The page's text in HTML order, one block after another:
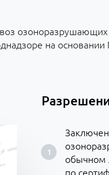
на
обычном
по